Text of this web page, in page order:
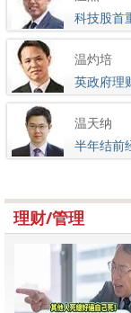
温灼培
英政府理
温天纳
半年结前
理财/管理